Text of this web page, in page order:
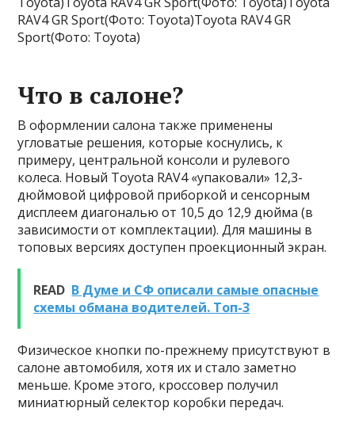
RAV4 GR Sport(Фото: Toyota)Toyota RAV4 GR
Sport(Фото: Toyota)
Что в салоне?
В оформлении салона также применены
угловатые решения, которые коснулись, к
примеру, центральной консоли и рулевого
колеса. Новый Toyota RAV4 «упаковали» 12,3-
дюймовой цифровой приборкой и сенсорным
дисплеем диагональю от 10,5 до 12,9 дюйма (в
зависимости от комплектации). Для машины в
топовых версиях доступен проекционный экран.
READ В Думе и СФ описали самые опасные
схемы обмана водителей. Топ-3
Физическое кнопки по-прежнему присутствуют в
салоне автомобиля, хотя их и стало заметно
меньше. Кроме этого, кроссовер получил
миниатюрный селектор коробки передач.